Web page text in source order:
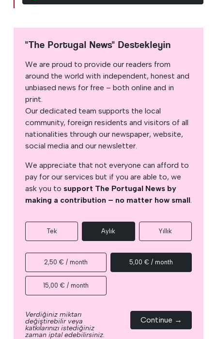
"The Portugal News" Destekleyin
We are proud to provide our readers from
around the world with independent, honest and
unbiased news for free – both online and in
print.
Our dedicated team supports the local
community, foreign residents and visitors of all
nationalities through our newspaper, website,
social media and our newsletter.
We appreciate that not everyone can afford to
pay for our services but if you are able to, we
ask you to support The Portugal News by
making a contribution – no matter how small.
Tek Aylık Yıllık
2,50 € / month 5,00 € / month
15,00 € / month
Verdiğiniz miktarı
değiştirebilir veya
katkılarınızı istediğiniz
zaman iptal edebilirsiniz.
Continue →